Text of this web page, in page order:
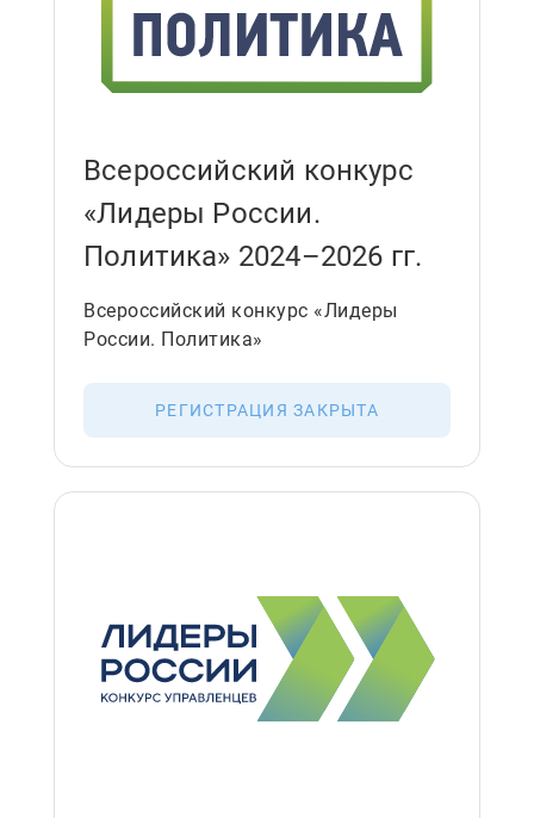
Всероссийский конкурс
«Лидеры России.
Политика» 2024–2026 гг.
Всероссийский конкурс «Лидеры
России. Политика»
РЕГИСТРАЦИЯ ЗАКРЫТА